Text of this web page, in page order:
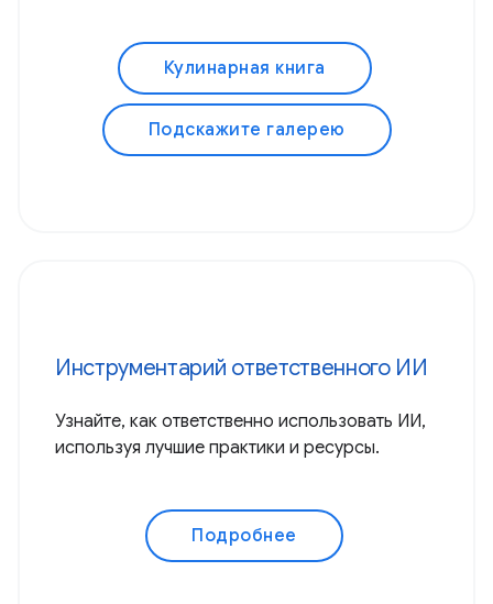
Кулинарная книга
Подскажите галерею
Инструментарий ответственного ИИ
Узнайте, как ответственно использовать ИИ,
используя лучшие практики и ресурсы.
Подробнее